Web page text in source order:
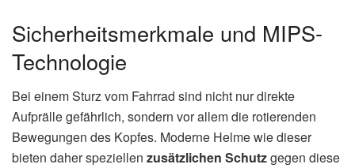
Sicherheitsmerkmale und MIPS-
Technologie
Bei einem Sturz vom Fahrrad sind nicht nur direkte
Aufprälle gefährlich, sondern vor allem die rotierenden
Bewegungen des Kopfes. Moderne Helme wie dieser
bieten daher speziellen zusätzlichen Schutzgegen diese